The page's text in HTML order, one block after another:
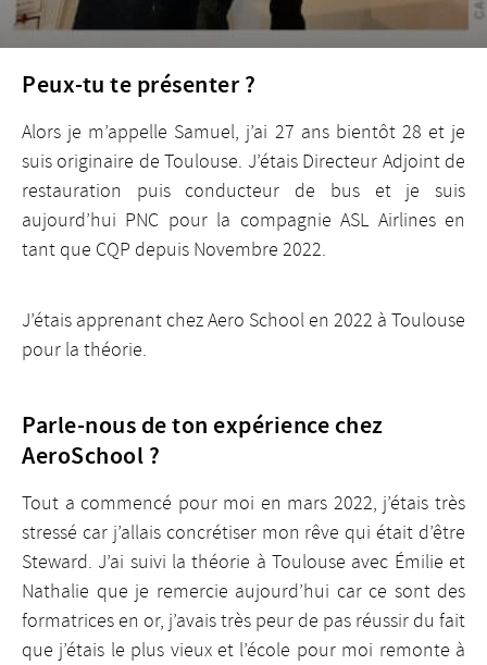
Peux-tu te présenter ?
Alors je m’appelle Samuel, j’ai 27 ans bientôt 28 et je
suis originaire de Toulouse. J’étais Directeur Adjoint de
restauration puis conducteur de bus et je suis
aujourd’hui PNC pour la compagnie ASL Airlines en
tant que CQP depuis Novembre 2022.
J’étais apprenant chez Aero School en 2022 à Toulouse
pour la théorie.
Parle-nous de ton expérience chez
AeroSchool ?
Tout a commencé pour moi en mars 2022, j’étais très
stressé car j’allais concrétiser mon rêve qui était d’être
Steward. J’ai suivi la théorie à Toulouse avec Émilie et
Nathalie que je remercie aujourd’hui car ce sont des
formatrices en or, j’avais très peur de pas réussir du fait
que j’étais le plus vieux et l’école pour moi remonte à